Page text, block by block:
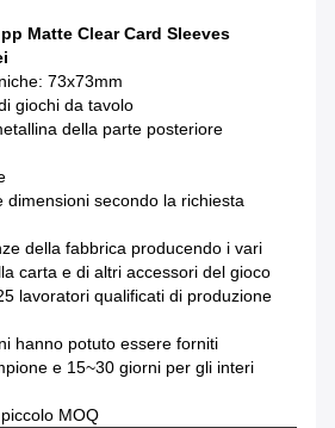
Matte Clear Card Sleeves
73x73mm
giochi da tavolo
della parte posteriore
dimensioni secondo la richiesta
della fabbrica producendo i vari
carta e di altri accessori del gioco
lavoratori qualificati di produzione
hanno potuto essere forniti
e 15~30 giorni per gli interi
MOQ